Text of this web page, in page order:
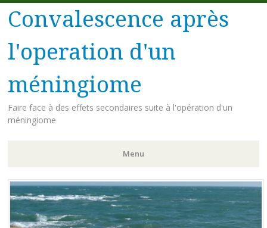
Convalescence après
l'operation d'un
méningiome
Faire face à des effets secondaires suite à l'opération d'un
méningiome
Menu
Aller
au
contenu